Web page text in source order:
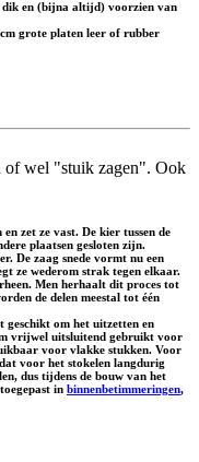
dik en (bijna altijd) voorzien van
grote platen leer of rubber
of wel "stuik zagen". Ook
zet ze vast. De kier tussen de
plaatsen gesloten zijn.
De zaag snede vormt nu een
ze wederom strak tegen elkaar.
Men herhaalt dit proces tot
de delen meestal tot één
geschikt om het uitzetten en
vrijwel uitsluitend gebruikt voor
voor vlakke stukken. Voor
voor het stokelen langdurig
dus tijdens de bouw van het
in binnenbetimmeringen,